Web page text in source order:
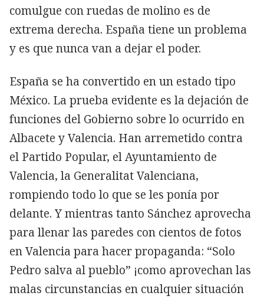
comulgue con ruedas de molino es de
extrema derecha. España tiene un problema
y es que nunca van a dejar el poder.
España se ha convertido en un estado tipo
México. La prueba evidente es la dejación de
funciones del Gobierno sobre lo ocurrido en
Albacete y Valencia. Han arremetido contra
el Partido Popular, el Ayuntamiento de
Valencia, la Generalitat Valenciana,
rompiendo todo lo que se les ponía por
delante. Y mientras tanto Sánchez aprovecha
para llenar las paredes con cientos de fotos
en Valencia para hacer propaganda: “Solo
Pedro salva al pueblo” ¡como aprovechan las
malas circunstancias en cualquier situación